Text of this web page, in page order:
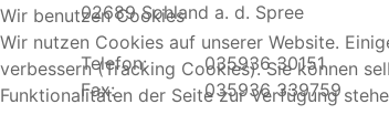
02689 Sohland a. d. Spree
Telefon:
Fax:
035936 30151
035936 339759
Wir benutzen Cookies
Wir nutzen Cookies auf unserer Website.
verbessern (Tracking Cookies). Sie können
Funktionalitäten der Seite zur Verfügung